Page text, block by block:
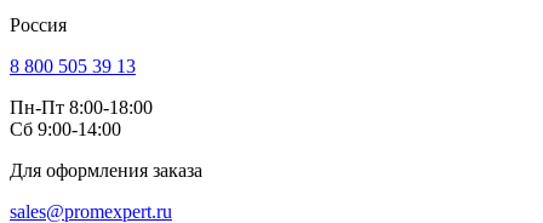
Россия
8 800 505 39 13
Пн-Пт 8:00-18:00
Сб 9:00-14:00
Для оформления заказа
sales@promexpert.ru